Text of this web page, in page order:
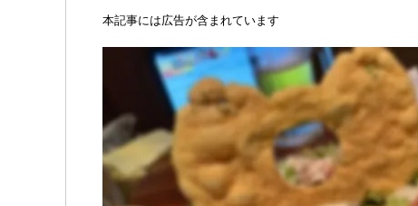
本記事には広告が含まれています